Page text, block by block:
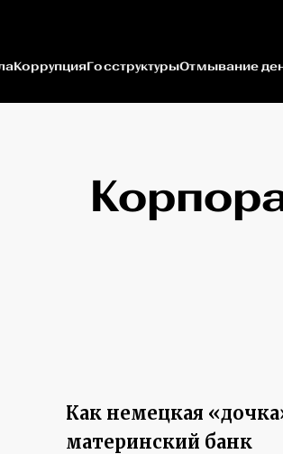
КоррупцияГосструктурыОтмывание
Как немецкая
материнский банк